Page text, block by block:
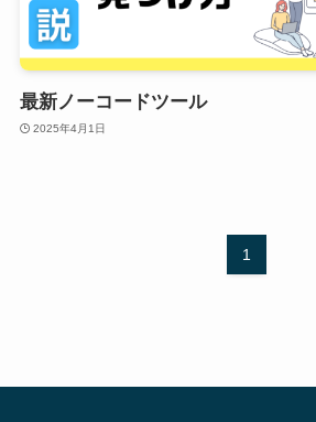
最新ノーコードツール
2025年4月1日
1